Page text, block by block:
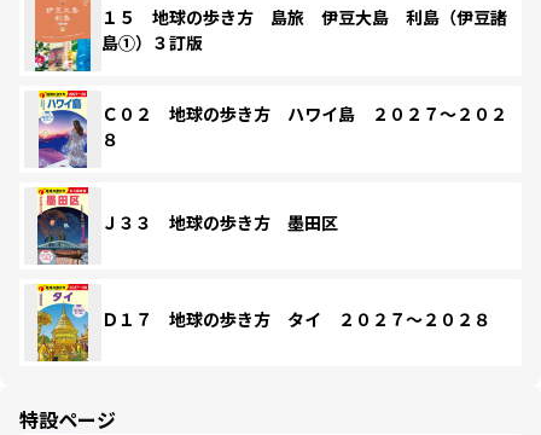
１５ 地球の歩き方 島旅 伊豆大島 利島（伊豆諸
島①）３訂版
Ｃ０２ 地球の歩き方 ハワイ島 ２０２７～２０２
８
Ｊ３３ 地球の歩き方 墨田区
Ｄ１７ 地球の歩き方 タイ ２０２７～２０２８
特設ページ